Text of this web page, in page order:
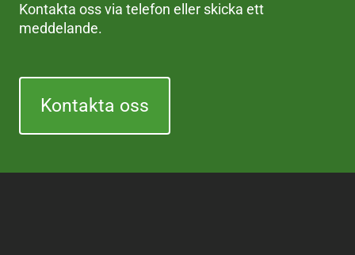
Kontakta oss via telefon eller skicka ett
meddelande.
Kontakta oss